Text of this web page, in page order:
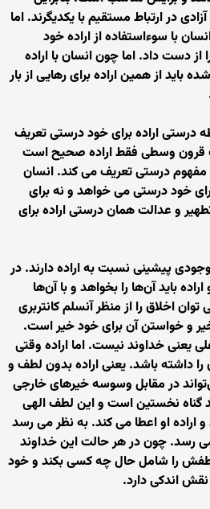
در ارتباط مستقیم با یکدیگرند. اما
با سوءاستفاده از اراده خود
از دست داد. اما چون انسان با اراده
باید از همین اراده برای رهایی از بار
درستی اراده برای خود درستی تعریف
قرون وسطی فقط اراده صحیح است
مفهوم درستی تعریف می کند. انسان
خود درستی می خواهد و نه برای
و عدالت همان درستی اراده برای
پیشینی نسبت به اراده دارند. در
باید آن‌ها را بخواهد و با آن‌ها
اخلاق را از منظر آنسلم کانتربری
و خواستن آن برای خود خیر است.
یعنی خداوند نیست. اما اراده وقتی
را داشته باشد. یعنی اراده بدون لطف و
در مقابل وسوسه خیرهای خارجی
گناه نخستین است و این لطف الهی
او اعطا می کند. به نظر می رسد
رسد. چون در هر حالت این خداوند
را شامل حال چه کسی بکند و خود
اندکی دارد.